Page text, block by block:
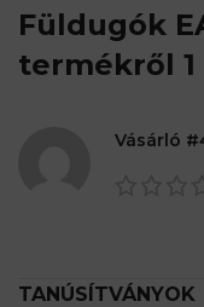
Füldugók
termékről
Vásárló
TANÚSÍTVÁNYOK